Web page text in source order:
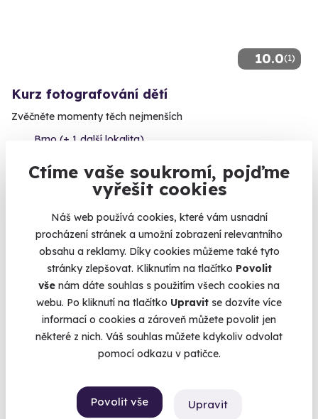
Ctíme vaše soukromí, pojďme
vyřešit cookies
Náš web používá cookies, které vám usnadní
procházení stránek a umožní zobrazení relevantního
obsahu a reklamy. Díky cookies můžeme také tyto
stránky zlepšovat. Kliknutím na tlačítko Povolit
vše nám dáte souhlas s použitím všech cookies na
webu. Po kliknutí na tlačítko Upravit se dozvíte více
informací o cookies a zároveň můžete povolit jen
některé z nich. Váš souhlas můžete kdykoliv odvolat
pomocí odkazu v patičce.
Povolit vše Upravit
10.0(1)
Kurz fotografování dětí
Zvěčněte momenty těch nejmenších
Brno (+ 1 další lokalita)
2 600 Kč
Volný termín už 11. 10. 2026
Kurz fotografování jídla
Reprezentujte své pokrmy jako profíci.